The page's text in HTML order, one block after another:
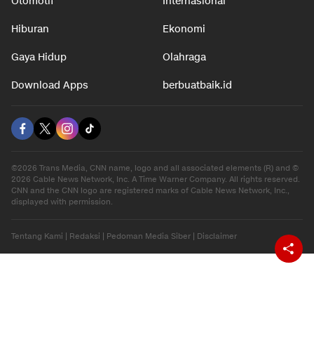
Hiburan Ekonomi
Gaya Hidup Olahraga
Download Apps berbuatbaik.id
©2026 Trans Media, CNN name, logo and all associated elements (R) and ©
2026 Cable News Network, Inc. A Time Warner Company. All rights reserved.
CNN and the CNN logo are registered marks of Cable News Network, Inc.,
displayed with permission.
Tentang Kami | Redaksi | Pedoman Media Siber | Disclaimer